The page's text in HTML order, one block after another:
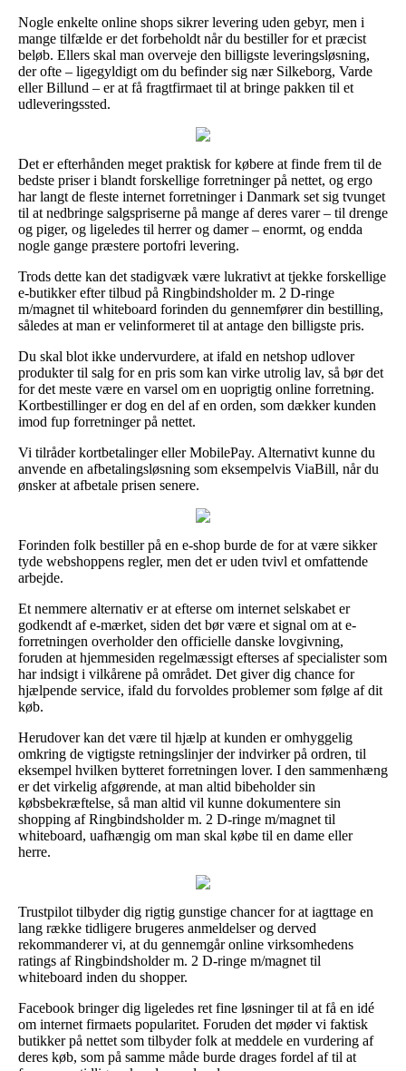
Nogle enkelte online shops sikrer levering uden gebyr, men i
mange tilfælde er det forbeholdt når du bestiller for et præcist
beløb. Ellers skal man overveje den billigste leveringsløsning,
der ofte – ligegyldigt om du befinder sig nær Silkeborg, Varde
eller Billund – er at få fragtfirmaet til at bringe pakken til et
udleveringssted.
Det er efterhånden meget praktisk for købere at finde frem til de
bedste priser i blandt forskellige forretninger på nettet, og ergo
har langt de fleste internet forretninger i Danmark set sig tvunget
til at nedbringe salgspriserne på mange af deres varer – til drenge
og piger, og ligeledes til herrer og damer – enormt, og endda
nogle gange præstere portofri levering.
Trods dette kan det stadigvæk være lukrativt at tjekke forskellige
e-butikker efter tilbud på Ringbindsholder m. 2 D-ringe
m/magnet til whiteboard forinden du gennemfører din bestilling,
således at man er velinformeret til at antage den billigste pris.
Du skal blot ikke undervurdere, at ifald en netshop udlover
produkter til salg for en pris som kan virke utrolig lav, så bør det
for det meste være en varsel om en uoprigtig online forretning.
Kortbestillinger er dog en del af en orden, som dækker kunden
imod fup forretninger på nettet.
Vi tilråder kortbetalinger eller MobilePay. Alternativt kunne du
anvende en afbetalingsløsning som eksempelvis ViaBill, når du
ønsker at afbetale prisen senere.
Forinden folk bestiller på en e-shop burde de for at være sikker
tyde webshoppens regler, men det er uden tvivl et omfattende
arbejde.
Et nemmere alternativ er at efterse om internet selskabet er
godkendt af e-mærket, siden det bør være et signal om at e-
forretningen overholder den officielle danske lovgivning,
foruden at hjemmesiden regelmæssigt efterses af specialister som
har indsigt i vilkårene på området. Det giver dig chance for
hjælpende service, ifald du forvoldes problemer som følge af dit
køb.
Herudover kan det være til hjælp at kunden er omhyggelig
omkring de vigtigste retningslinjer der indvirker på ordren, til
eksempel hvilken bytteret forretningen lover. I den sammenhæng
er det virkelig afgørende, at man altid bibeholder sin
købsbekræftelse, så man altid vil kunne dokumentere sin
shopping af Ringbindsholder m. 2 D-ringe m/magnet til
whiteboard, uafhængig om man skal købe til en dame eller
herre.
Trustpilot tilbyder dig rigtig gunstige chancer for at iagttage en
lang række tidligere brugeres anmeldelser og derved
rekommanderer vi, at du gennemgår online virksomhedens
ratings af Ringbindsholder m. 2 D-ringe m/magnet til
whiteboard inden du shopper.
Facebook bringer dig ligeledes ret fine løsninger til at få en idé
om internet firmaets popularitet. Foruden det møder vi faktisk
butikker på nettet som tilbyder folk at meddele en vurdering af
deres køb, som på samme måde burde drages fordel af til at